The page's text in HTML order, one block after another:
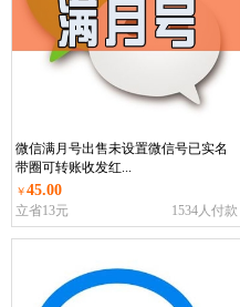
微信满月号出售未设置微信号已实名
带圈可转账收发红...
￥45.00
立省13元 1534人付款